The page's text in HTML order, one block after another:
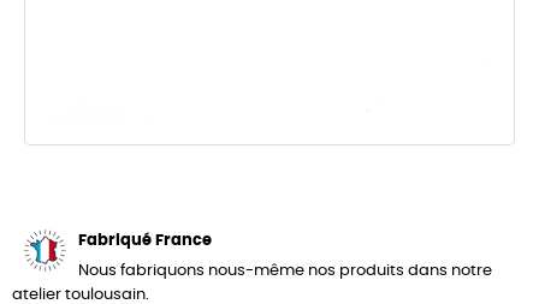
Fabriqué France
Nous fabriquons nous-même nos produits dans notre
atelier toulousain.